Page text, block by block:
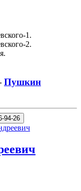
1 .
2.
.
Пушкин
94-26